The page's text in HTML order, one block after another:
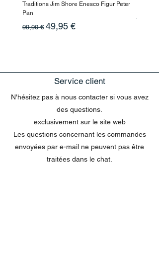
Traditions Jim Shore Enesco Figur Peter
Pan
Prix original
99,90 € Prix promotionnel
49,95 €
Prix
199,90 €
Service client
N'hésitez pas à nous contacter si vous avez
des questions.
exclusivement sur le site web
Les questions concernant les commandes
envoyées par e-mail ne peuvent pas être
traitées dans le chat.